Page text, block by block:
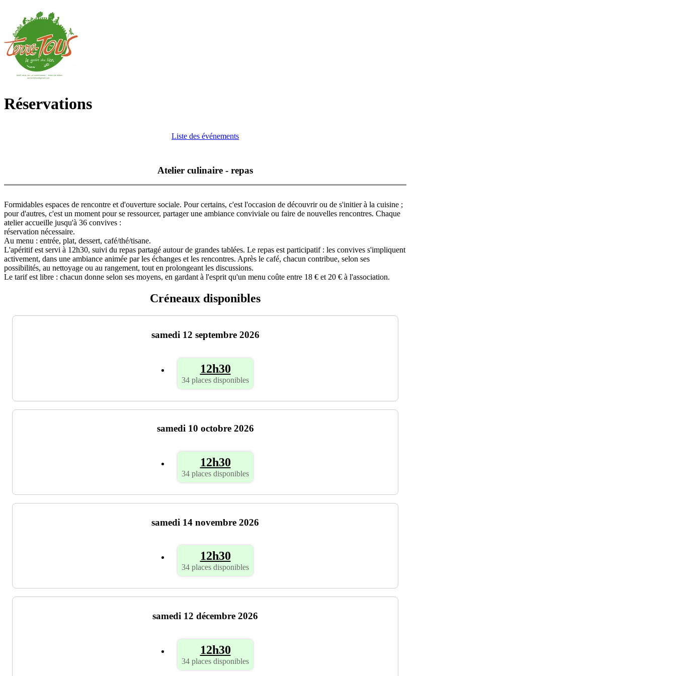
Réservations
Liste des événements
Atelier culinaire - repas
Formidables espaces de rencontre et d'ouverture sociale. Pour certains, c'est l'occasion de découvrir ou de s'initier à la cuisine ;
pour d'autres, c'est un moment pour se ressourcer, partager une ambiance conviviale ou faire de nouvelles rencontres. Chaque
atelier accueille jusqu'à 36 convives :
réservation nécessaire.
Au menu : entrée, plat, dessert, café/thé/tisane.
L'apéritif est servi à 12h30, suivi du repas partagé autour de grandes tablées. Le repas est participatif : les convives s'impliquent
activement, dans une ambiance animée par les échanges et les rencontres. Après le café, chacun contribue, selon ses
possibilités, au nettoyage ou au rangement, tout en prolongeant les discussions.
Le tarif est libre : chacun donne selon ses moyens, en gardant à l'esprit qu'un menu coûte entre 18 € et 20 € à l'association.
Créneaux disponibles
samedi 12 septembre 2026
12h30
34 places disponibles
samedi 10 octobre 2026
12h30
34 places disponibles
samedi 14 novembre 2026
12h30
34 places disponibles
samedi 12 décembre 2026
12h30
34 places disponibles